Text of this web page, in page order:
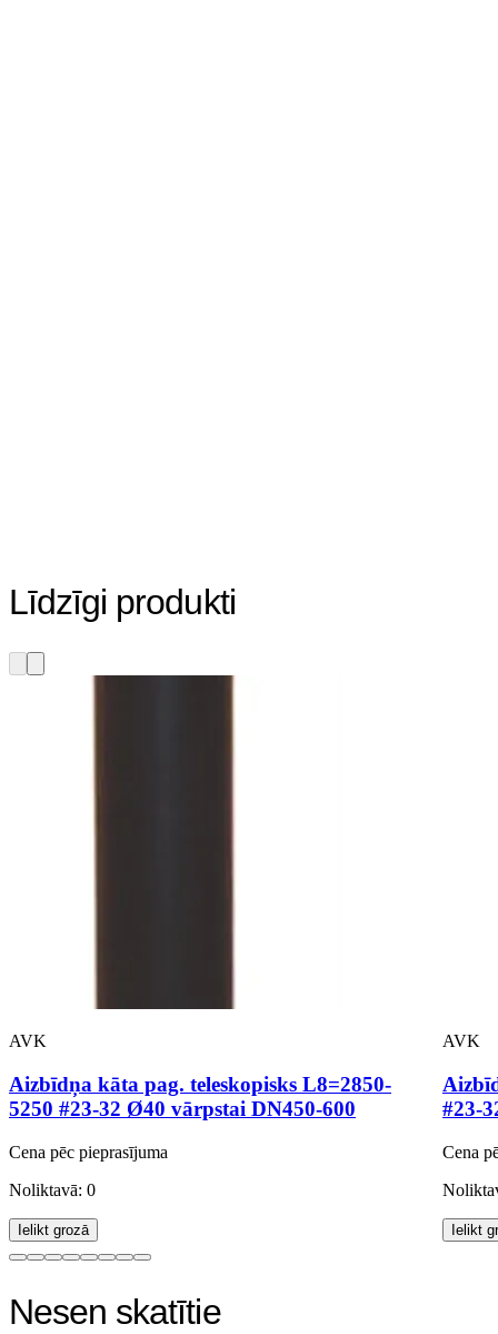
Līdzīgi produkti
AVK
Aizbīdņa kāta pag. teleskopisks L8=2850-
5250 #23-32 Ø40 vārpstai DN450-600
Cena pēc pieprasījuma
Noliktavā: 0
Ielikt grozā
AVK
#23-
Cena
Ielikt
Nesen skatītie